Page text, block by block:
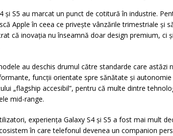
și S5 au marcat un punct de cotitură în industrie.
Apple în ceea ce privește vânzările trimestriale și
că inovația nu înseamnă doar design premium, ci
au deschis drumul către standarde care astăzi
funcții orientate spre sănătate și autonomie
„flagship accesibil”, pentru că multe dintre
mid-range.
experiența Galaxy S4 și S5 a fost mai mult
în care telefonul devenea un companion